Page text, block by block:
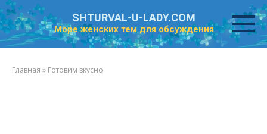
Перейти
к
контенту
SHTURVAL-U-LADY.COM
Море женских тем для обсуждения
Главная » Готовим вкусно